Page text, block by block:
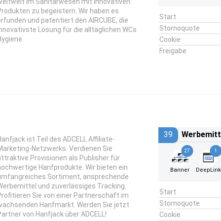
zu begeistern. Wir haben es
und patentiert den AIRCUBE, die
Lösung für die alltäglichen WCs
Start
Stornoquote
Cookie
Freigabe
ist Teil des ADCELL Affiliate-
Netzwerks. Verdienen Sie
Provisionen als Publisher für
Hanfprodukte. Wir bieten ein
Sortiment, ansprechende
und zuverlässiges Tracking.
Sie von einer Partnerschaft im
Hanfmarkt. Werden Sie jetzt
von Hanfjack über ADCELL!
39
27
Banner
1
DeepLink
Start
Stornoquote
Cookie